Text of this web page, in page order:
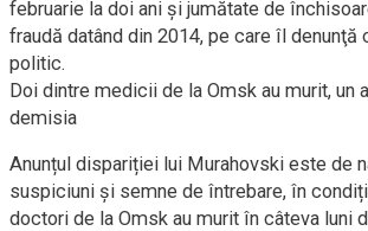
februarie la doi ani şi jumătate de
fraudă datând din 2014, pe care îl denunţă
politic.
Doi dintre medicii de la Omsk au murit, un
demisia
Anunțul dispariției lui Murahovski este de
suspiciuni și semne de întrebare, în
doctori de la Omsk au murit în câteva luni